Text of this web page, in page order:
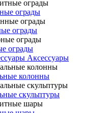
ограды
ограды
ограды
Аксессуары
колонны
скульптуры